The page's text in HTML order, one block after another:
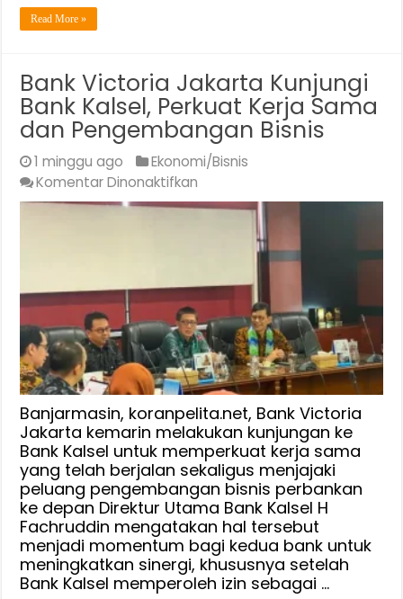
Read More »
Bank Victoria Jakarta Kunjungi
Bank Kalsel, Perkuat Kerja Sama
dan Pengembangan Bisnis
1 minggu ago
Ekonomi/Bisnis
Komentar Dinonaktifkan
Bank
Bank
Kalsel,
Perkuat
Kerja
Sama
dan
Pengembangan
Bisnis
Banjarmasin, koranpelita.net, Bank Victoria
Jakarta kemarin melakukan kunjungan ke
Bank Kalsel untuk memperkuat kerja sama
yang telah berjalan sekaligus menjajaki
peluang pengembangan bisnis perbankan
ke depan Direktur Utama Bank Kalsel H
Fachruddin mengatakan hal tersebut
menjadi momentum bagi kedua bank untuk
meningkatkan sinergi, khususnya setelah
Bank Kalsel memperoleh izin sebagai …